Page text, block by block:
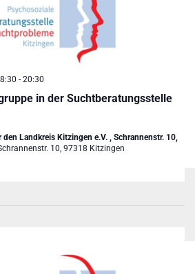
in der Suchtberatungsstelle
- 20:30
Landkreis Kitzingen e.V. , Schrannenstr. 10,
10, 97318 Kitzingen